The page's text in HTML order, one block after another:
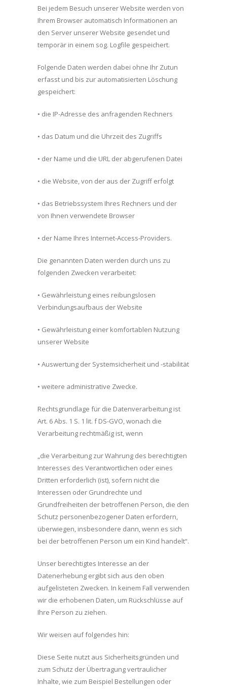
Bei jedem Besuch unserer Website werden von
Ihrem Browser automatisch Informationen an
den Server unserer Website gesendet und
temporär in einem sog. Logfile gespeichert.
Folgende Daten werden dabei ohne Ihr Zutun
erfasst und bis zur automatisierten Löschung
gespeichert:
• die IP-Adresse des anfragenden Rechners
• das Datum und die Uhrzeit des Zugriffs
• der Name und die URL der abgerufenen Datei
• die Website, von der aus der Zugriff erfolgt
• das Betriebssystem Ihres Rechners und der
von Ihnen verwendete Browser
• der Name Ihres Internet-Access-Providers.
Die genannten Daten werden durch uns zu
folgenden Zwecken verarbeitet:
• Gewährleistung eines reibungslosen
Verbindungsaufbaus der Website
• Gewährleistung einer komfortablen Nutzung
unserer Website
• Auswertung der Systemsicherheit und -stabilität
• weitere administrative Zwecke.
Rechtsgrundlage für die Datenverarbeitung ist
Art. 6 Abs. 1 S. 1 lit. f DS-GVO, wonach die
Verarbeitung rechtmäßig ist, wenn
„die Verarbeitung zur Wahrung des berechtigten
Interesses des Verantwortlichen oder eines
Dritten erforderlich (ist), sofern nicht die
Interessen oder Grundrechte und
Grundfreiheiten der betroffenen Person, die den
Schutz personenbezogener Daten erfordern,
überwiegen, insbesondere dann, wenn es sich
bei der betroffenen Person um ein Kind handelt“.
Unser berechtigtes Interesse an der
Datenerhebung ergibt sich aus den oben
aufgelisteten Zwecken. In keinem Fall verwenden
wir die erhobenen Daten, um Rückschlüsse auf
Ihre Person zu ziehen.
Wir weisen auf folgendes hin:
Diese Seite nutzt aus Sicherheitsgründen und
zum Schutz der Übertragung vertraulicher
Inhalte, wie zum Beispiel Bestellungen oder